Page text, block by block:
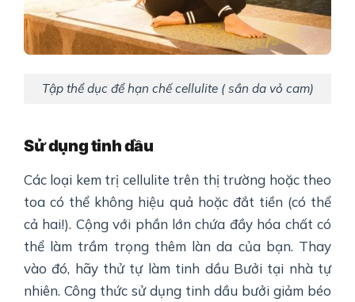
Tập thể dục để hạn chế cellulite ( sần da vỏ cam)
Sử dụng tinh dầu
Các loại kem trị cellulite trên thị trường hoặc theo
toa có thể không hiệu quả hoặc đắt tiền (có thể
cả hai!). Cộng với phần lớn chứa đầy hóa chất có
thể làm trầm trọng thêm làn da của bạn. Thay
vào đó, hãy thử tự làm tinh dầu Bưởi tại nhà tự
nhiên. Công thức sử dụng tinh dầu bưởi giảm béo